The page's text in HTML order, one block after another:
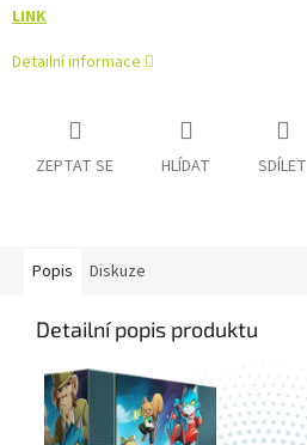
LINK
Detailní informace
ZEPTAT SE HLÍDAT SDÍLET
Popis Diskuze
Detailní popis produktu